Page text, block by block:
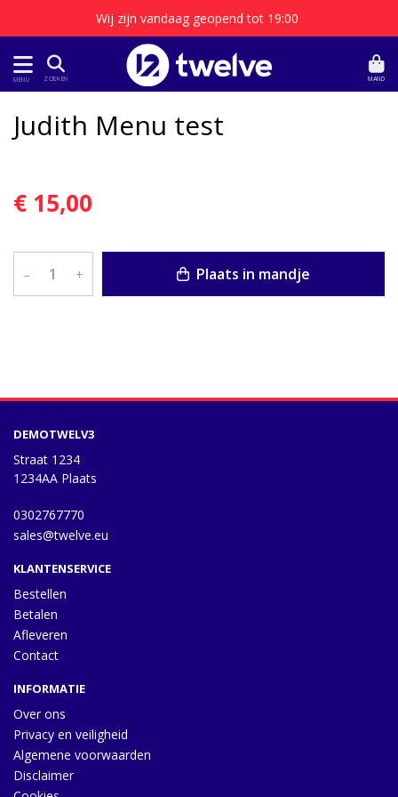
Wij zijn vandaag geopend tot 19:00
MENU ZOEKEN MAND
Judith Menu test
€ 15,00
– + Plaats in mandje
DEMOTWELV3
Straat 1234
1234AA Plaats
0302767770
sales@twelve.eu
KLANTENSERVICE
Bestellen
Betalen
Afleveren
Contact
INFORMATIE
Over ons
Privacy en veiligheid
Algemene voorwaarden
Disclaimer